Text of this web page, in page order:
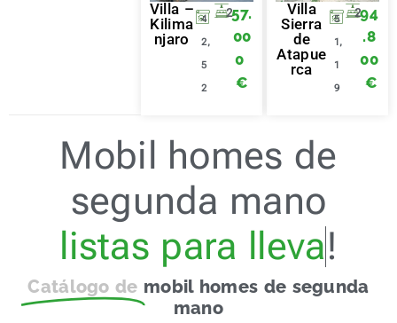
Villa –
Kilima
njaro
4
2,
5
2
257.
00
0
€
Villa
Sierra
de
Atapue
rca
5
1,
1
9
294
.8
00
€
Mobil homes de
segunda mano
istas para levar!
Catálogo de mobil homes de segunda
mano